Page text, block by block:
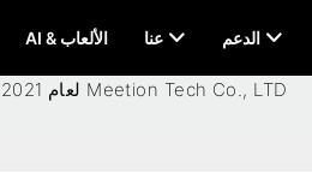
AI & الألعاب عنا الدعم
قيمة وسعر أفضل لوحة مفاتيح ألعاب TKL لعام 2021 في Meetion Tech Co., LTD